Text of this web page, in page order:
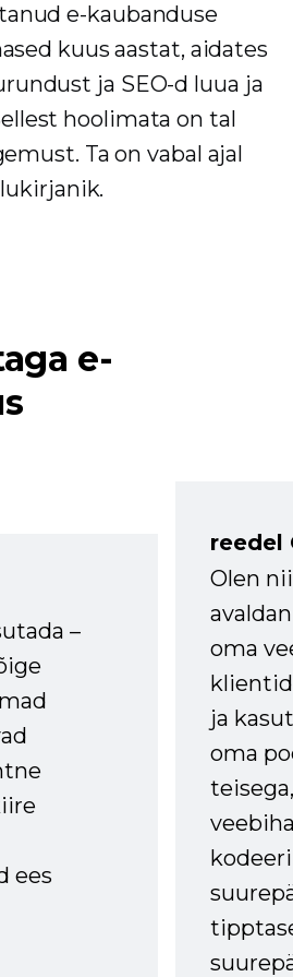
e-kaubanduse
kuus aastat, aidates
ja SEO-d luua ja
hoolimata on tal
Ta on vabal ajal
e-
–
ees
reedel
Olen
oma
ja
oma